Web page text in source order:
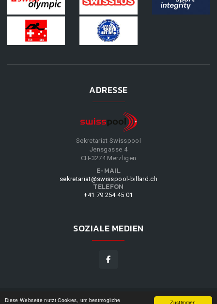
Zustimmen
Diese Webseite nutzt Cookies, um bestmögliche
ADRESSE
Sekretariat Swisspool
Jensgasse 4
CH-3274 Merzligen
E-MAIL
sekretariat@swisspool-billard.ch
TELEFON
+41 79 254 45 01
SOZIALE MEDIEN
SWISSPOOL©2026|DESIGN BY UNSERE